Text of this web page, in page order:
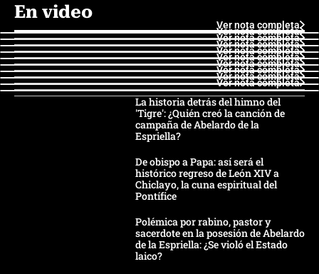
En video
Ver nota completa
Ver nota completa
Ver nota completa
Ver nota completa
Ver nota completa
Ver nota completa
Ver nota completa
Ver nota completa
Ver nota completa
Ver nota completa
La historia detrás del himno del
'Tigre': ¿Quién creó la canción de
campaña de Abelardo de la
Espriella?
De obispo a Papa: así será el
histórico regreso de León XIV a
Chiclayo, la cuna espiritual del
Pontífice
Polémica por rabino, pastor y
sacerdote en la posesión de Abelardo
de la Espriella: ¿Se violó el Estado
laico?